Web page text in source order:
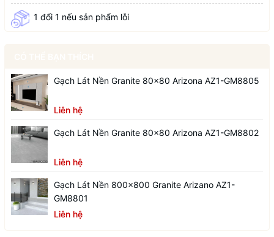
1 đổi 1 nếu sản phẩm lỗi
Gạch Lát Nền Granite 80x80 Arizona AZ1-GM8805
Liên hệ
Gạch Lát Nền Granite 80x80 Arizona AZ1-GM8802
Liên hệ
Gạch Lát Nền 800x800 Granite Arizano AZ1-
GM8801
Liên hệ